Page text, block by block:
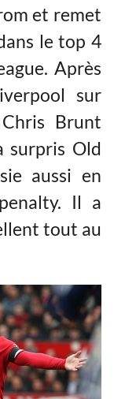
et remet
le top 4
Après
sur
Brunt
surpris Old
aussi en
Il a
tout au